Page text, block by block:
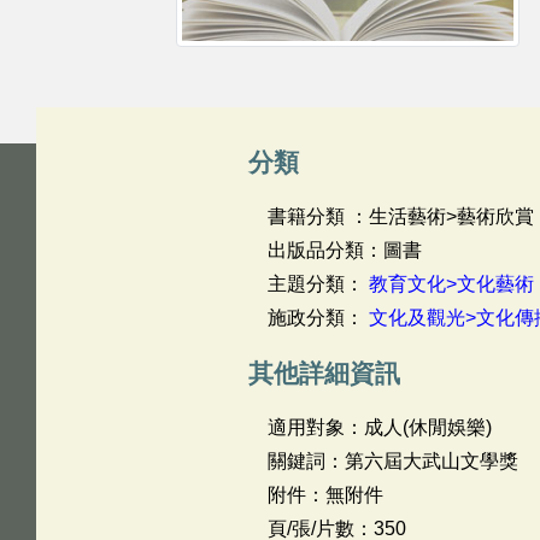
分類
書籍分類 ：生活藝術>藝術欣賞
出版品分類：圖書
主題分類： 教育文化>文化藝術
施政分類： 文化及觀光>文化傳
其他詳細資訊
適用對象：成人(休閒娛樂)
關鍵詞：第六屆大武山文學獎
附件：無附件
頁/張/片數：350